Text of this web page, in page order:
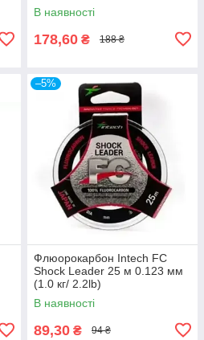
В наявності
178,60 ₴ 188 ₴
–5%
Флюорокарбон Intech FC
Shock Leader 25 м 0.123 мм
(1.0 кг/ 2.2lb)
В наявності
89,30 ₴ 94 ₴